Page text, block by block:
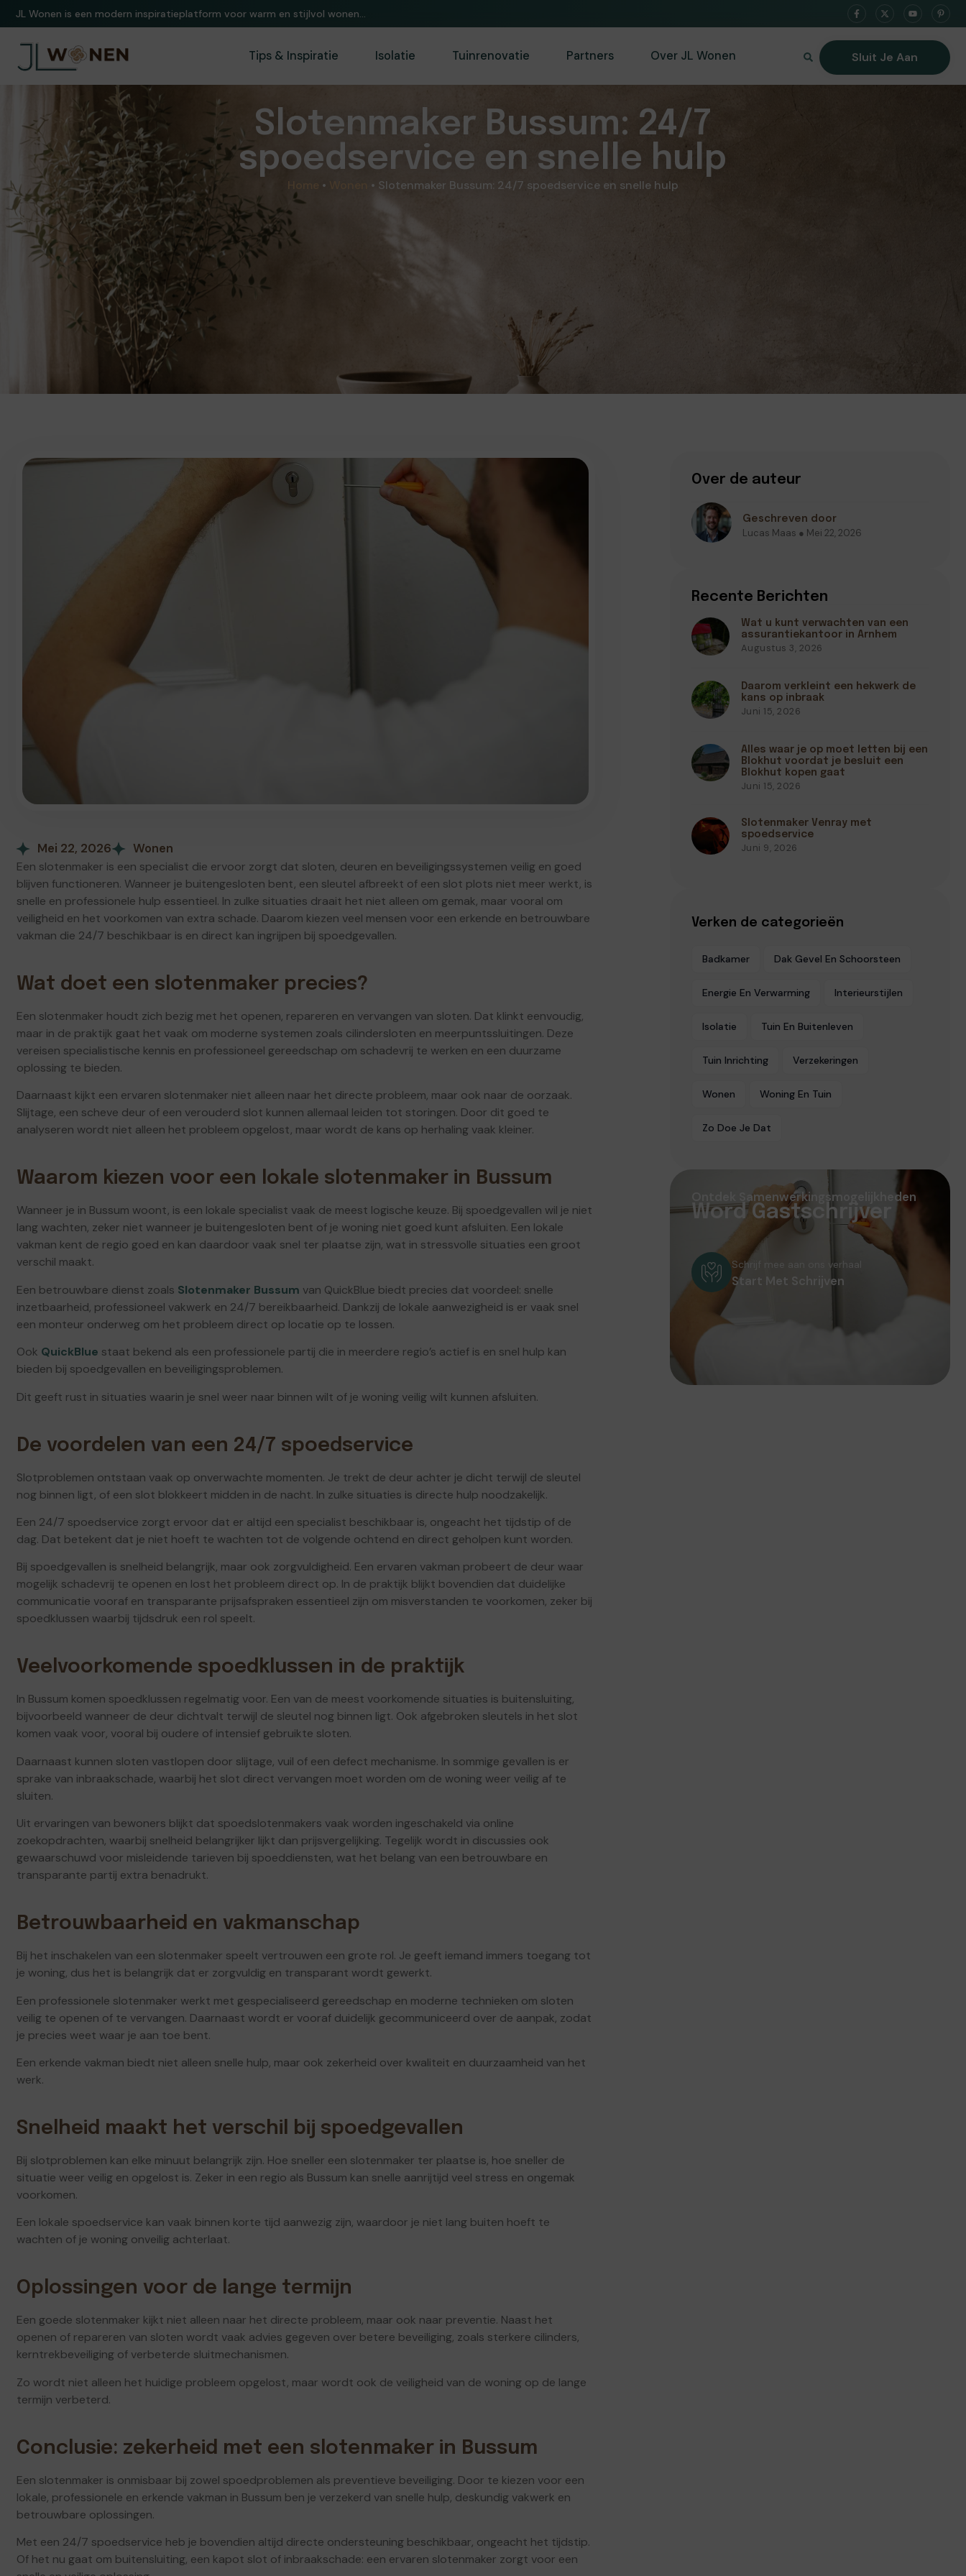
Een wereld van stijlvol wonen. Exclusieve inspiratie en ideeën voor huis&tuin.
Tips & Inspiratie Isolatie Tuinrenovatie Partners Over JL Wonen Sluit Je Aan
Slotenmaker Bussum: 24/7
spoedservice en snelle hulp
Home • • Slotenmaker Bussum: 24/7 spoedservice en snelle hulp
Mei 22, 2026 Wonen
Een slotenmaker is een specialist die ervoor zorgt dat sloten, deuren en beveiligingssystemen veilig en goed
blijven functioneren. Wanneer je buitengesloten bent, een sleutel afbreekt of een slot plots niet meer werkt, is
snelle en professionele hulp essentieel. In zulke situaties draait het niet alleen om gemak, maar vooral om
veiligheid en het voorkomen van extra schade. Daarom kiezen veel mensen voor een erkende en betrouwbare
vakman die 24/7 beschikbaar is en direct kan ingrijpen bij spoedgevallen.
Wat doet een slotenmaker precies?
Een slotenmaker houdt zich bezig met het openen, repareren en vervangen van sloten. Dat klinkt eenvoudig,
maar in de praktijk gaat het vaak om moderne systemen zoals cilindersloten en meerpuntssluitingen. Deze
vereisen specialistische kennis en professioneel gereedschap om schadevrij te werken en een duurzame
oplossing te bieden.
Daarnaast kijkt een ervaren slotenmaker niet alleen naar het directe probleem, maar ook naar de oorzaak.
Slijtage, een scheve deur of een verouderd slot kunnen allemaal leiden tot storingen. Door dit goed te
analyseren wordt niet alleen het probleem opgelost, maar wordt de kans op herhaling vaak kleiner.
Waarom kiezen voor een lokale slotenmaker in Bussum
Wanneer je in Bussum woont, is een lokale specialist vaak de meest logische keuze. Bij spoedgevallen wil je niet
lang wachten, zeker niet wanneer je buitengesloten bent of je woning niet goed kunt afsluiten. Een lokale
vakman kent de regio goed en kan daardoor vaak snel ter plaatse zijn, wat in stressvolle situaties een groot
verschil maakt.
Een betrouwbare dienst zoals Slotenmaker Bussum van QuickBlue biedt precies dat voordeel: snelle
inzetbaarheid, professioneel vakwerk en 24/7 bereikbaarheid. Dankzij de lokale aanwezigheid is er vaak snel
een monteur onderweg om het probleem direct op locatie op te lossen.
Ook QuickBlue staat bekend als een professionele partij die in meerdere regio’s actief is en snel hulp kan
bieden bij spoedgevallen en beveiligingsproblemen.
Dit geeft rust in situaties waarin je snel weer naar binnen wilt of je woning veilig wilt kunnen afsluiten.
De voordelen van een 24/7 spoedservice
Slotproblemen ontstaan vaak op onverwachte momenten. Je trekt de deur achter je dicht terwijl de sleutel
nog binnen ligt, of een slot blokkeert midden in de nacht. In zulke situaties is directe hulp noodzakelijk.
Een 24/7 spoedservice zorgt ervoor dat er altijd een specialist beschikbaar is, ongeacht het tijdstip of de
dag. Dat betekent dat je niet hoeft te wachten tot de volgende ochtend en direct geholpen kunt worden.
Bij spoedgevallen is snelheid belangrijk, maar ook zorgvuldigheid. Een ervaren vakman probeert de deur waar
mogelijk schadevrij te openen en lost het probleem direct op. In de praktijk blijkt bovendien dat duidelijke
communicatie vooraf en transparante prijsafspraken essentieel zijn om misverstanden te voorkomen, zeker bij
spoedklussen waarbij tijdsdruk een rol speelt.
Veelvoorkomende spoedklussen in de praktijk
In Bussum komen spoedklussen regelmatig voor. Een van de meest voorkomende situaties is buitensluiting,
bijvoorbeeld wanneer de deur dichtvalt terwijl de sleutel nog binnen ligt. Ook afgebroken sleutels in het slot
komen vaak voor, vooral bij oudere of intensief gebruikte sloten.
Daarnaast kunnen sloten vastlopen door slijtage, vuil of een defect mechanisme. In sommige gevallen is er
sprake van inbraakschade, waarbij het slot direct vervangen moet worden om de woning weer veilig af te
sluiten.
Uit ervaringen van bewoners blijkt dat spoedslotenmakers vaak worden ingeschakeld via online
zoekopdrachten, waarbij snelheid belangrijker lijkt dan prijsvergelijking. Tegelijk wordt in discussies ook
gewaarschuwd voor misleidende tarieven bij spoeddiensten, wat het belang van een betrouwbare en
transparante partij extra benadrukt.
Betrouwbaarheid en vakmanschap
Bij het inschakelen van een slotenmaker speelt vertrouwen een grote rol. Je geeft iemand immers toegang tot
je woning, dus het is belangrijk dat er zorgvuldig en transparant wordt gewerkt.
Een professionele slotenmaker werkt met gespecialiseerd gereedschap en moderne technieken om sloten
veilig te openen of te vervangen. Daarnaast wordt er vooraf duidelijk gecommuniceerd over de aanpak, zodat
je precies weet waar je aan toe bent.
Een erkende vakman biedt niet alleen snelle hulp, maar ook zekerheid over kwaliteit en duurzaamheid van het
werk.
Snelheid maakt het verschil bij spoedgevallen
Bij slotproblemen kan elke minuut belangrijk zijn. Hoe sneller een slotenmaker ter plaatse is, hoe sneller de
situatie weer veilig en opgelost is. Zeker in een regio als Bussum kan snelle aanrijtijd veel stress en ongemak
voorkomen.
Een lokale spoedservice kan vaak binnen korte tijd aanwezig zijn, waardoor je niet lang buiten hoeft te
wachten of je woning onveilig achterlaat.
Oplossingen voor de lange termijn
Een goede slotenmaker kijkt niet alleen naar het directe probleem, maar ook naar preventie. Naast het
openen of repareren van sloten wordt vaak advies gegeven over betere beveiliging, zoals sterkere cilinders,
kerntrekbeveiliging of verbeterde sluitmechanismen.
Zo wordt niet alleen het huidige probleem opgelost, maar wordt ook de veiligheid van de woning op de lange
termijn verbeterd.
Conclusie: zekerheid met een slotenmaker in Bussum
Een slotenmaker is onmisbaar bij zowel spoedproblemen als preventieve beveiliging. Door te kiezen voor een
lokale, professionele en erkende vakman in Bussum ben je verzekerd van snelle hulp, deskundig vakwerk en
betrouwbare oplossingen.
Met een 24/7 spoedservice heb je bovendien altijd directe ondersteuning beschikbaar, ongeacht het tijdstip.
Of het nu gaat om buitensluiting, een kapot slot of inbraakschade: een ervaren slotenmaker zorgt voor een
Over de auteur
Geschreven door
Lucas Maas ● Mei 22, 2026
Recente Berichten
Wat u kunt verwachten van een
assurantiekantoor in Arnhem
Augustus 3, 2026
Daarom verkleint een hekwerk de
kans op inbraak
Juni 15, 2026
Alles waar je op moet letten bij een
Blokhut voordat je besluit een
Blokhut kopen gaat
Juni 15, 2026
Slotenmaker Venray met
spoedservice
Juni 9, 2026
Verken de categorieën
Badkamer Dak Gevel En Schoorsteen
Energie En Verwarming Interieurstijlen
Isolatie Tuin En Buitenleven
Tuin Inrichting Verzekeringen
Wonen Woning En Tuin
Zo Doe Je Dat
Ontdek Samenwerkingsmogelijkheden
Word Gastschrijver
Schrijf mee aan ons verhaal
Start Met Schrijven